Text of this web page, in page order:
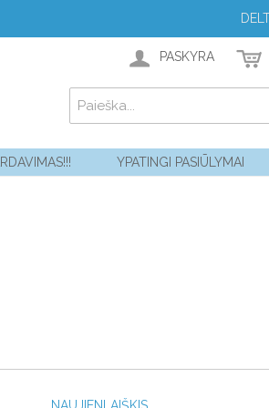
PASKYRA
YPATINGI PASIŪLYMAI